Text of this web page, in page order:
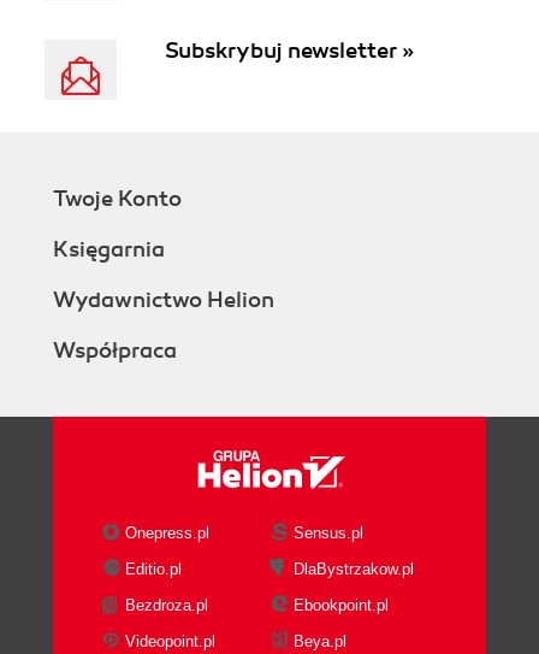
Subskrybuj newsletter »
Twoje Konto
Księgarnia
Wydawnictwo Helion
Współpraca
Onepress.pl
Sensus.pl
Editio.pl
DlaBystrzakow.pl
Bezdroza.pl
Ebookpoint.pl
Videopoint.pl
Beya.pl